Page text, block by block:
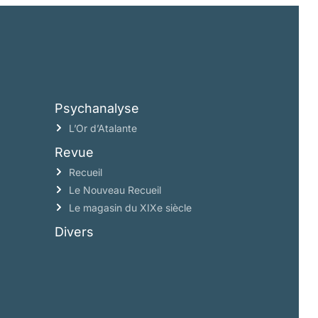
Psychanalyse
L’Or d’Atalante
Revue
Recueil
Le Nouveau Recueil
Le magasin du XIXe siècle
Divers